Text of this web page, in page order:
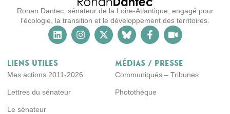
Ronan Dantec, sénateur de la Loire-Atlantique, engagé pour
l’écologie, la transition et le développement des territoires.
Liens utiles
Mes actions 2011-2026
Lettres du sénateur
Le sénateur
Médias / Presse
Communiqués – Tribunes
Photothèque